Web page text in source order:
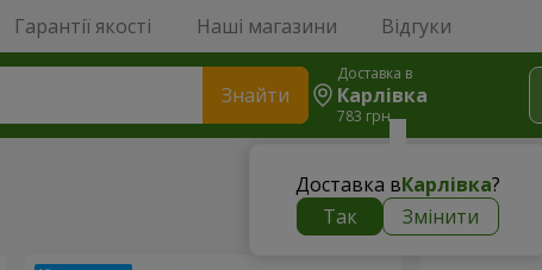
Гарантії якості Наші магазини Відгуки
Знайти
Доставка в
Карлівка
783 грн
Доставка вКарлівка?
Так
Змінити